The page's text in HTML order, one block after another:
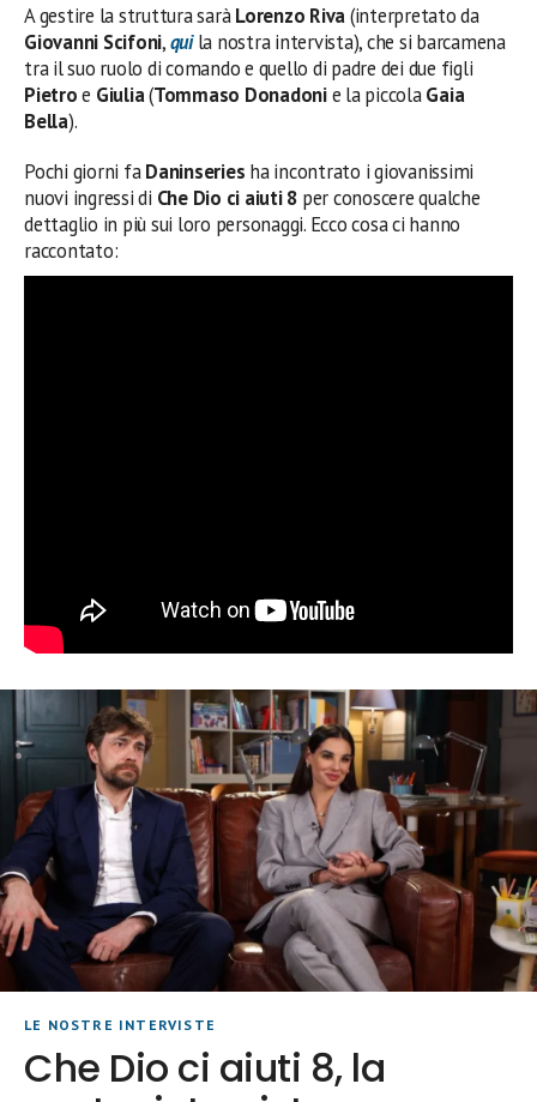
A gestire la struttura saràLorenzo Riva(interpretato da
Giovanni Scifoni,quila nostra intervista), che si barcamena
tra il suo ruolo di comando e quello di padre dei due figli
Pietroe Giulia(Tommaso Donadonie la piccolaGaia
Bella).
Pochi giorni faDaninseries ha incontrato i giovanissimi
nuovi ingressi di Che Dio ci aiuti 8 per conoscere qualche
dettaglio in più sui loro personaggi. Ecco cosa ci hanno
raccontato:
LE NOSTRE INTERVISTE
Che Dio ci aiuti 8, la